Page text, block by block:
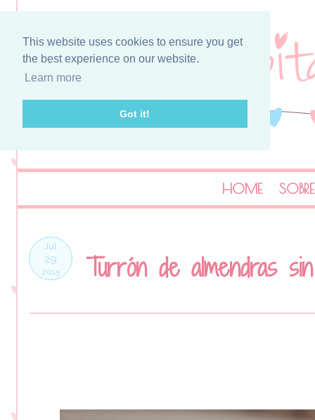
This website uses cookies to ensure you get
the best experience on our website.
Learn more
Got it!
HOME
Jul
29
2015 Turrón de almendras